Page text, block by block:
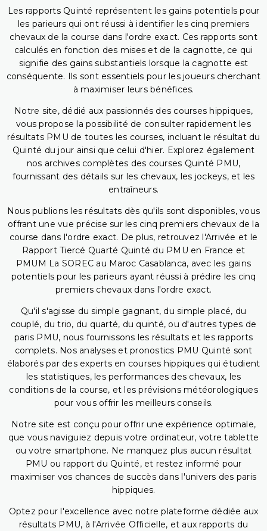
Les rapports Quinté représentent les gains potentiels pour
les parieurs qui ont réussi à identifier les cinq premiers
chevaux de la course dans l'ordre exact. Ces rapports sont
calculés en fonction des mises et de la cagnotte, ce qui
signifie des gains substantiels lorsque la cagnotte est
conséquente. Ils sont essentiels pour les joueurs cherchant
à maximiser leurs bénéfices.
Notre site, dédié aux passionnés des courses hippiques,
vous propose la possibilité de consulter rapidement les
résultats PMU de toutes les courses, incluant le résultat du
Quinté du jour ainsi que celui d'hier. Explorez également
nos archives complètes des courses Quinté PMU,
fournissant des détails sur les chevaux, les jockeys, et les
entraîneurs.
Nous publions les résultats dès qu'ils sont disponibles, vous
offrant une vue précise sur les cinq premiers chevaux de la
course dans l'ordre exact. De plus, retrouvez l'Arrivée et le
Rapport Tiercé Quarté Quinté du PMU en France et
PMUM La SOREC au Maroc Casablanca, avec les gains
potentiels pour les parieurs ayant réussi à prédire les cinq
premiers chevaux dans l'ordre exact.
Qu'il s'agisse du simple gagnant, du simple placé, du
couplé, du trio, du quarté, du quinté, ou d'autres types de
paris PMU, nous fournissons les résultats et les rapports
complets. Nos analyses et pronostics PMU Quinté sont
élaborés par des experts en courses hippiques qui étudient
les statistiques, les performances des chevaux, les
conditions de la course, et les prévisions météorologiques
pour vous offrir les meilleurs conseils.
Notre site est conçu pour offrir une expérience optimale,
que vous naviguiez depuis votre ordinateur, votre tablette
ou votre smartphone. Ne manquez plus aucun résultat
PMU ou rapport du Quinté, et restez informé pour
maximiser vos chances de succès dans l'univers des paris
hippiques.
Optez pour l'excellence avec notre plateforme dédiée aux
résultats PMU, à l'Arrivée Officielle, et aux rapports du